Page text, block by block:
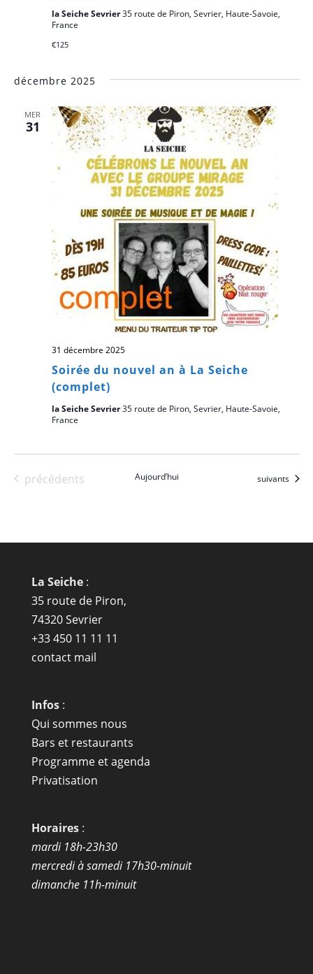
la Seiche Sevrier35 route de Piron, Sevrier, Haute-Savoie,
France
€125
décembre 2025
MER
31
Soirée du nouvel an à La Seiche
(complet)
31 décembre 2025
la Seiche Sevrier35 route de Piron, Sevrier, Haute-Savoie,
France
Évènements
précédents Aujourd’hui Évènements
suivants
La Seiche:
35 route de Piron,
74320 Sevrier
+33 450 11 11 11
contact mail
Infos:
Qui sommes nous
Bars et restaurants
Programme et agenda
Privatisation
Horaires:
mardi 18h-23h30
mercredi à samedi 17h30-minuit
dimanche 11h-minuit